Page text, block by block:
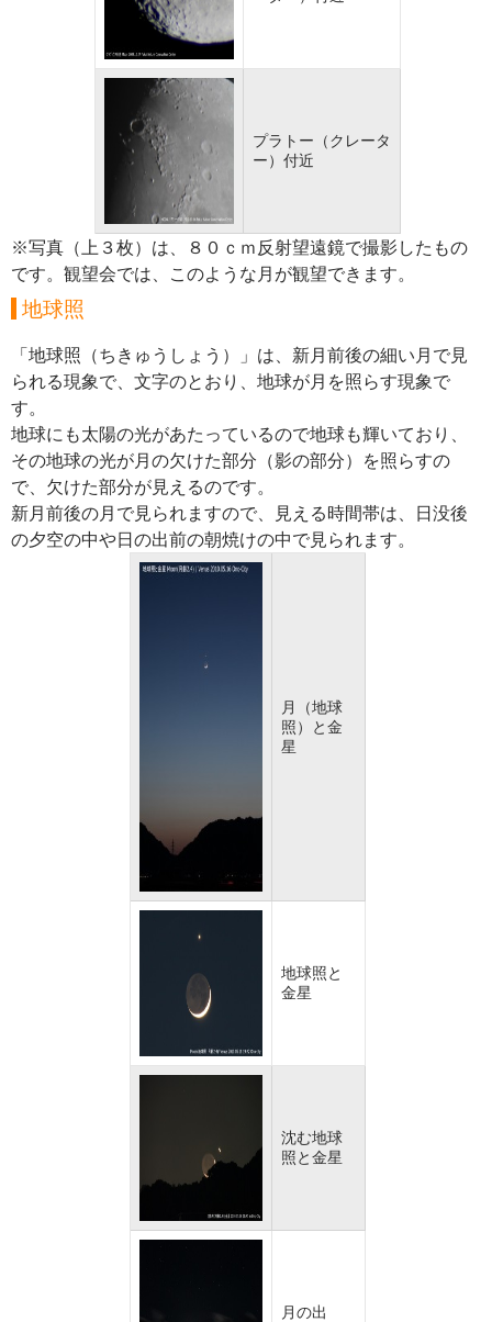
プラトー（クレータ
ー）付近
※写真（上３枚）は、８０ｃｍ反射望遠鏡で撮影したもの
です。観望会では、このような月が観望できます。
地球照
「地球照（ちきゅうしょう）」は、新月前後の細い月で見
られる現象で、文字のとおり、地球が月を照らす現象で
す。
地球にも太陽の光があたっているので地球も輝いており、
その地球の光が月の欠けた部分（影の部分）を照らすの
で、欠けた部分が見えるのです。
新月前後の月で見られますので、見える時間帯は、日没後
の夕空の中や日の出前の朝焼けの中で見られます。
月（地球
照）と金
星
地球照と
金星
沈む地球
照と金星
月の出